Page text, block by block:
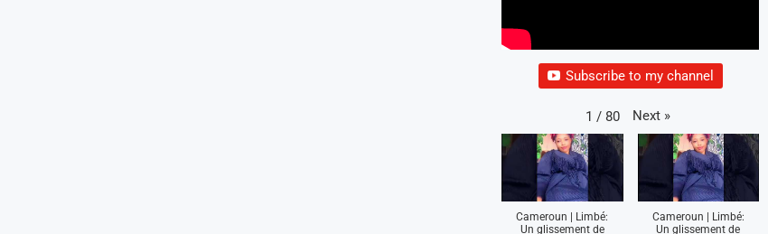
Subscribe to my channel
1 / 80 Next »
Cameroun | Limbé:
Un glissement de
Cameroun | Limbé:
Un glissement de